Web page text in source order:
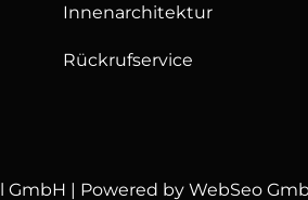
Innenarchitektur
Rückrufservice
GmbH | Powered by WebSeo